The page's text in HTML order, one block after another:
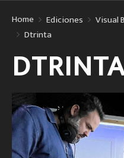
Home Ediciones
Visual
Dtrinta